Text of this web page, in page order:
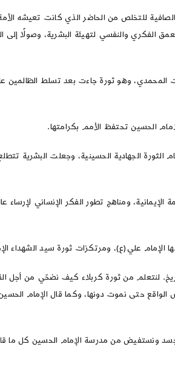
للتخلص من الحاضر الذي كانت تعيشه
الفكري والنفسي لتهيئة البشرية، وصولًا إلى
المحمدي، وهو ثورة جاءت بعد تسلط
الحسين تحتفظ الأمم بكرامتها.
الجهادية الحسينية، وجعلت البشرية
ومناهج تطور الفكر الإنساني
الإمام علي(ع)، ومرتكزات ثورة سيد الشهداء
لنتعلم من ثورة كربلاء كيف نضحّي من
حتى نموت دونها، وكما قال الإمام
نجسد ونستفيض من مدرسة الإمام الحسين كل